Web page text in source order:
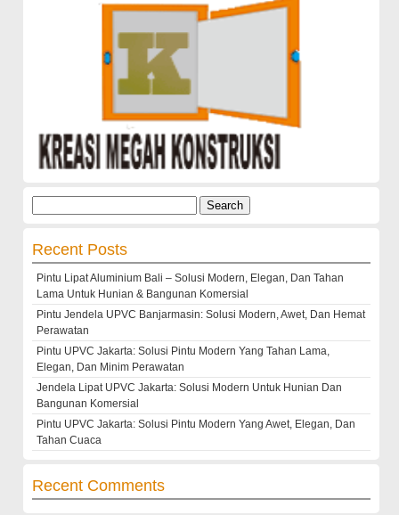
Recent Posts
Pintu Lipat Aluminium Bali – Solusi Modern, Elegan, Dan Tahan
Lama Untuk Hunian & Bangunan Komersial
Pintu Jendela UPVC Banjarmasin: Solusi Modern, Awet, Dan Hemat
Perawatan
Pintu UPVC Jakarta: Solusi Pintu Modern Yang Tahan Lama,
Elegan, Dan Minim Perawatan
Jendela Lipat UPVC Jakarta: Solusi Modern Untuk Hunian Dan
Bangunan Komersial
Pintu UPVC Jakarta: Solusi Pintu Modern Yang Awet, Elegan, Dan
Tahan Cuaca
Recent Comments